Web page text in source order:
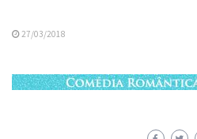
27/03/2018